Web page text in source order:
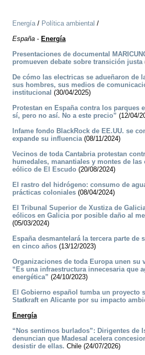
Energía/ Política ambiental /
España - Energía
Presentaciones de documental
promueven debate sobre transición justa
De cómo las electricas se adueñaron de
sus hombres, sus medios de
institucional (30/04/2025)
Protestan en España contra los parques
sí, pero no así. No a este precio” (12/04/
Infame fondo BlackRock de EE.UU. se
expande su influencia(08/11/2024)
Vecinos de toda Cantabria protestan
humedales, manantiales y montes de las
eólico de El Escudo (20/08/2024)
El rastro del hidrógeno: consumo de
prácticas coloniales (08/04/2024)
El Tribunal Superior de Xustiza de
eólicos en Galicia por posible daño al
(05/03/2024)
España desmantelará la tercera parte de
en cinco años (13/12/2023)
Organizaciones de toda Europa unen su
“Es una infraestructura innecesaria que
energética” (24/10/2023)
El Gobierno español tumba un proyecto
Statkraft en Alicante por su impacto
Energía
“Nos sentimos burlados”: Dirigentes de
denuncian que Madesal acelera
desistir de ellas. Chile (24/07/2026)